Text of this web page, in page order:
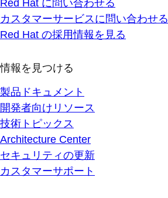
Red Hat に問い合わせる
カスタマーサービスに問い合わせる
Red Hat の採用情報を見る
情報を見つける
製品ドキュメント
開発者向けリソース
技術トピックス
Architecture Center
セキュリティの更新
カスタマーサポート